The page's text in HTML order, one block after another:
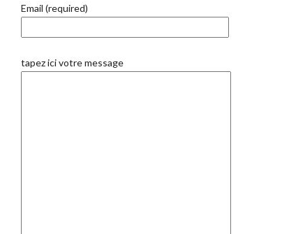
Email (required)
tapez ici votre message